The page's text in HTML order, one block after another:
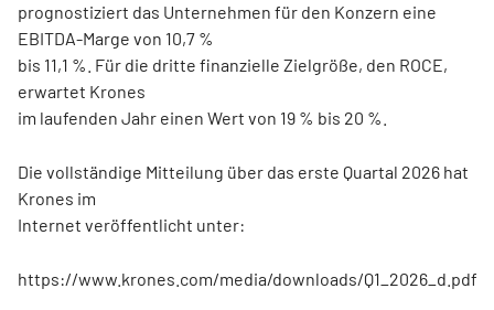
prognostiziert das Unternehmen für den Konzern eine
EBITDA-Marge von 10,7 %
bis 11,1 %. Für die dritte finanzielle Zielgröße, den ROCE,
erwartet Krones
im laufenden Jahr einen Wert von 19 % bis 20 %.
Die vollständige Mitteilung über das erste Quartal 2026 hat
Krones im
Internet veröffentlicht unter:
https://www.krones.com/media/downloads/Q1_2026_d.pdf